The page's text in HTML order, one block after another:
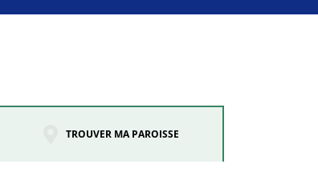
TROUVER MA PAROISSE